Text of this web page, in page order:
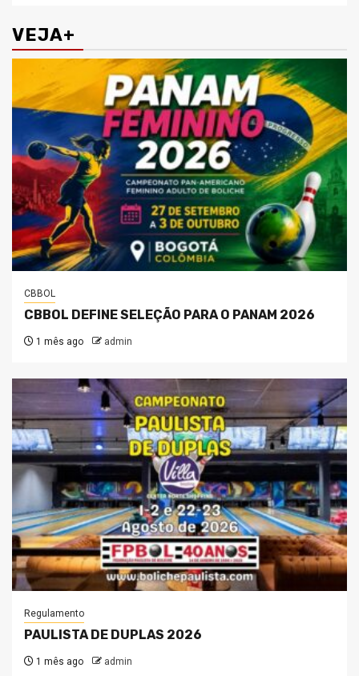
VEJA+
CBBOL
CBBOL DEFINE SELEÇÃO PARA O PANAM 2026
1 mês ago admin
Regulamento
PAULISTA DE DUPLAS 2026
1 mês ago admin